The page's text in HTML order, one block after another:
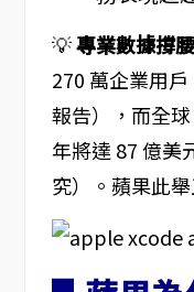
💡專業數據撐腰
270 萬企業用
報告），而全
年將達 87 億
究）。蘋果此